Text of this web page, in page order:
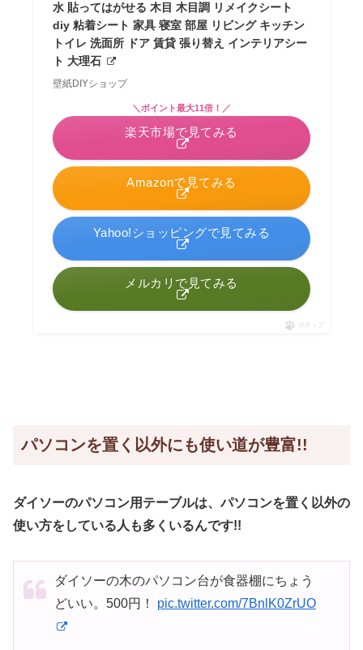
水 貼ってはがせる 木目 木目調 リメイクシート
diy 粘着シート 家具 寝室 部屋 リビング キッチン
トイレ 洗面所 ドア 賃貸 張り替え インテリアシー
ト 大理石
壁紙DIYショップ
Amazonで見てみる
＼ポイント最大11倍！／
楽天市場で見てみる
Yahoo!ショッピングで見てみる
メルカリで見てみる
ポチップ
パソコンを置く以外にも使い道が豊富!!
ダイソーのパソコン用テーブルは、パソコンを置く以外の
使い方をしている人も多くいるんです!!
ダイソーの木のパソコン台が食器棚にちょう
どいい。500円！ pic.twitter.com/7BnlK0ZrUO